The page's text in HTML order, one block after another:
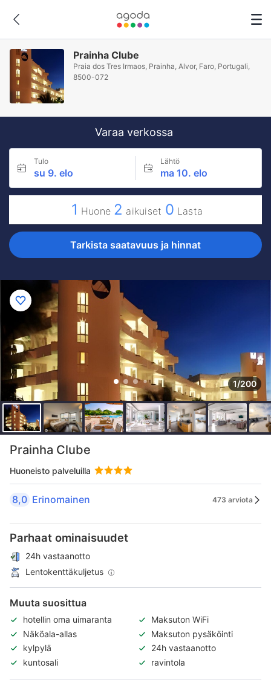
Prainha Clube
Praia dos Tres Irmaos, Prainha, Alvor, Faro, Portugali,
8500-072
Varaa verkossa
Tulo
su 9. elo
Lähtö
ma 10. elo
1 Huone 2 aikuiset 0 Lasta
Tarkista saatavuus ja hinnat
1/200
Prainha Clube
Huoneisto palveluilla
8,0 Erinomainen 473 arviota
Parhaat ominaisuudet
24h vastaanotto
Lentokenttäkuljetus
Muuta suosittua
hotellin oma uimaranta
Maksuton WiFi
Näköala-allas
Maksuton pysäköinti
kylpylä
24h vastaanotto
kuntosali
ravintola